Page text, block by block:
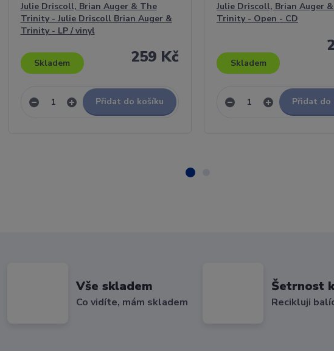
Julie Driscoll, Brian Auger & The
Trinity - Julie Driscoll Brian Auger &
Trinity - LP / vinyl
259 Kč
Skladem
Přidat do košíku
Julie Driscoll, Brian Auger
Trinity - Open - CD
Skladem
Přidat do
Vše skladem
Co vidíte, mám skladem
Šetrnost
Recikluji